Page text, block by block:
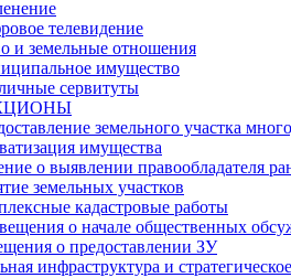
телевидение
и земельные отношения
имущество
сервитуты
земельного участка
имущества
о выявлении правообладателя
земельных участков
кадастровые работы
о начале общественных
о предоставлении ЗУ
инфраструктура и